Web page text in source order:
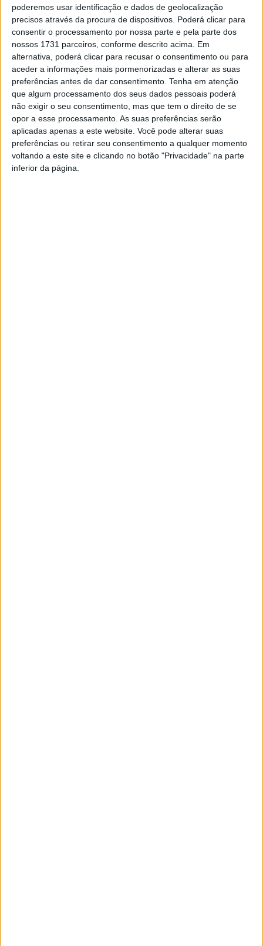
poderemos usar identificação e dados de geolocalização
precisos através da procura de dispositivos. Poderá clicar para
consentir o processamento por nossa parte e pela parte dos
nossos 1731 parceiros, conforme descrito acima. Em
alternativa, poderá clicar para recusar o consentimento ou para
aceder a informações mais pormenorizadas e alterar as suas
preferências antes de dar consentimento. Tenha em atenção
que algum processamento dos seus dados pessoais poderá
não exigir o seu consentimento, mas que tem o direito de se
opor a esse processamento. As suas preferências serão
aplicadas apenas a este website. Você pode alterar suas
preferências ou retirar seu consentimento a qualquer momento
voltando a este site e clicando no botão "Privacidade" na parte
inferior da página.
Os 4.381 artigos contrafeitos apreendidos, entre calçado,
vestuário, malas e relógios, têm um valor estimado de
cerca de 96.600 euros.
Esta e outras notícias para ouvir na Estação Diária – 96.8
FM ou emwww.968.fm.
Pub